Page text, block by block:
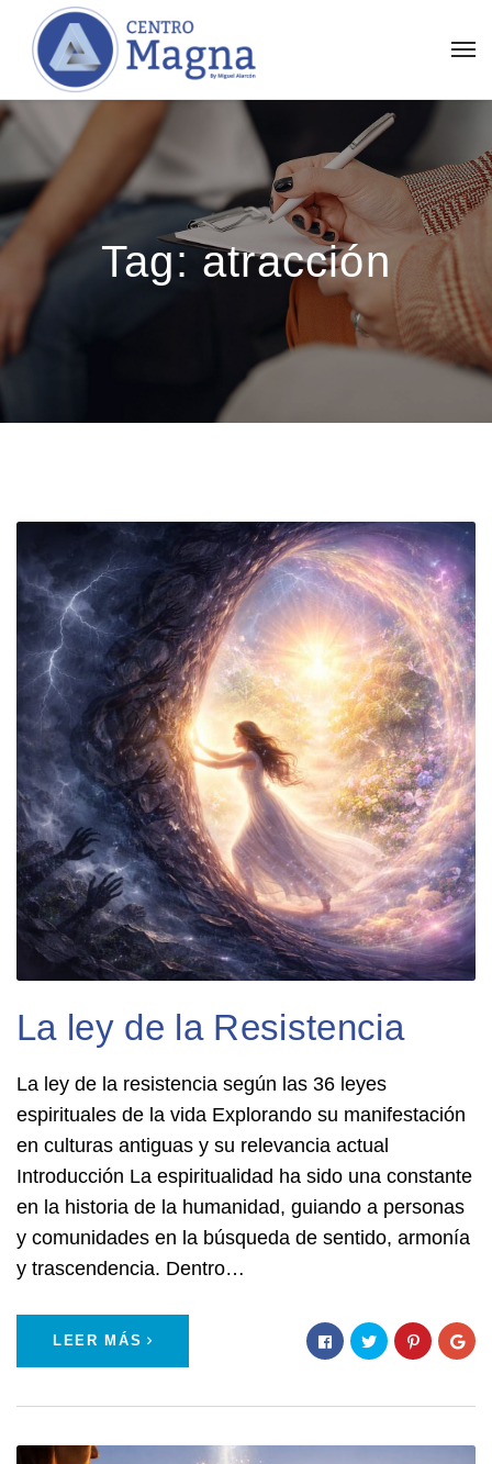
Tag:atracción
La ley de la Resistencia
La ley de la resistencia según las 36 leyes
espirituales de la vida Explorando su manifestación
en culturas antiguas y su relevancia actual
Introducción La espiritualidad ha sido una constante
en la historia de la humanidad, guiando a personas
y comunidades en la búsqueda de sentido, armonía
y trascendencia. Dentro…
LEER MÁS